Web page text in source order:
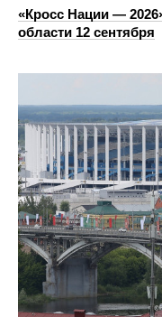
«Кросс Нации —
области 12 сентября